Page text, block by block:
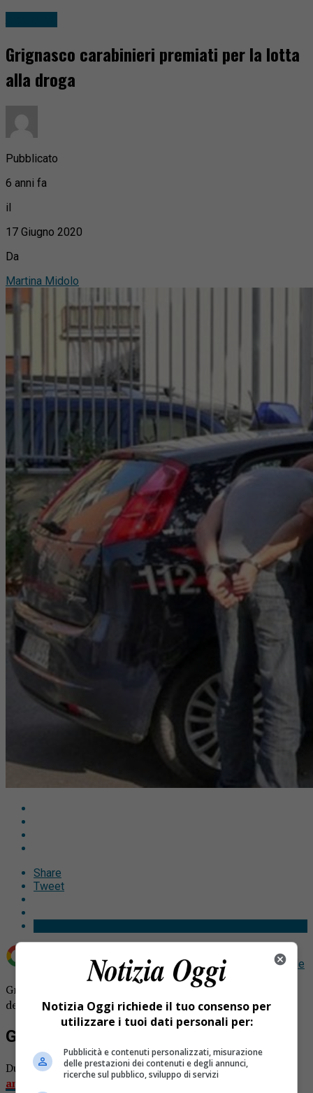
Grignasco carabinieri premiati per la lotta
alla droga
Pubblicato
6 anni fa
il
17 Giugno 2020
Da
Martina Midolo
Share
Tweet
Aggiungi Notizia Oggi.it come Fonte preferita su Google
Grignasco carabinieri premiati nel 206esimo anniversario
della nascita dell’Arma.
Grignasco carabinieri premiati
Durante la cerimonia perfesteggiare il 206esimo
anniversario della nascita dell’Arma
Notizia Oggi richiede il tuo consenso per
utilizzare i tuoi dati personali per:
Pubblicità e contenuti personalizzati, misurazione
delle prestazioni dei contenuti e degli annunci,
ricerche sul pubblico, sviluppo di servizi